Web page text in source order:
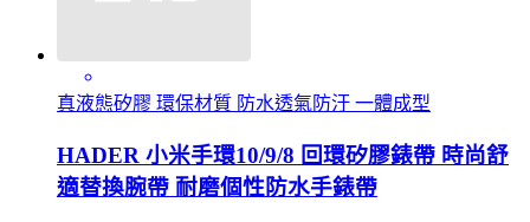
真液態矽膠 環保材質 防水透氣防汙 一體成型
HADER 小米手環10/9/8 回環矽膠錶帶 時尚舒
適替換腕帶 耐磨個性防水手錶帶